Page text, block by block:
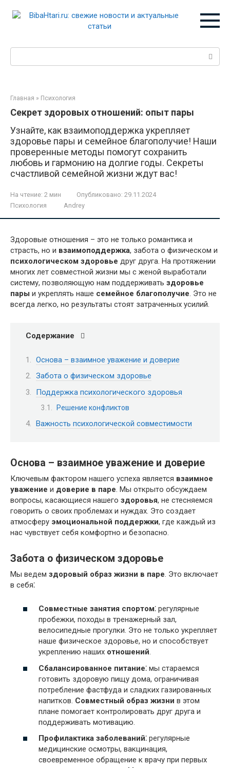
Главная » Психология
Секрет здоровых отношений: опыт пары
Узнайте, как взаимоподдержка укрепляет
здоровье пары и семейное благополучие! Наши
проверенные методы помогут сохранить
любовь и гармонию на долгие годы. Секреты
счастливой семейной жизни ждут вас!
На чтение: 2 мин Опубликовано: 29.11.2024
Психология
Andrey
Здоровые отношения – это не только романтика и
страсть, но и взаимоподдержка, забота о физическом и
психологическом здоровье друг друга. На протяжении
многих лет совместной жизни мы с женой выработали
систему, позволяющую нам поддерживать здоровье
пары и укреплять наше семейное благополучие. Это не
всегда легко, но результаты стоят затраченных усилий.
Содержание
Основа – взаимное уважение и доверие
Забота о физическом здоровье
Поддержка психологического здоровья
Решение конфликтов
Важность психологической совместимости
Основа – взаимное уважение и доверие
Ключевым фактором нашего успеха является взаимное
уважение и доверие в паре. Мы открыто обсуждаем
вопросы, касающиеся нашего здоровья, не стесняемся
говорить о своих проблемах и нуждах. Это создает
атмосферу эмоциональной поддержки, где каждый из
нас чувствует себя комфортно и безопасно.
Забота о физическом здоровье
Мы ведем здоровый образ жизни в паре. Это включает
в себя⁚
Совместные занятия спортом⁚ регулярные
пробежки, походы в тренажерный зал,
велосипедные прогулки. Это не только укрепляет
наше физическое здоровье, но и способствует
укреплению наших отношений.
Сбалансированное питание⁚ мы стараемся
готовить здоровую пищу дома, ограничивая
потребление фастфуда и сладких газированных
напитков. Совместный образ жизни в этом
плане помогает контролировать друг друга и
поддерживать мотивацию.
Профилактика заболеваний⁚ регулярные
медицинские осмотры, вакцинация,
своевременное обращение к врачу при первых